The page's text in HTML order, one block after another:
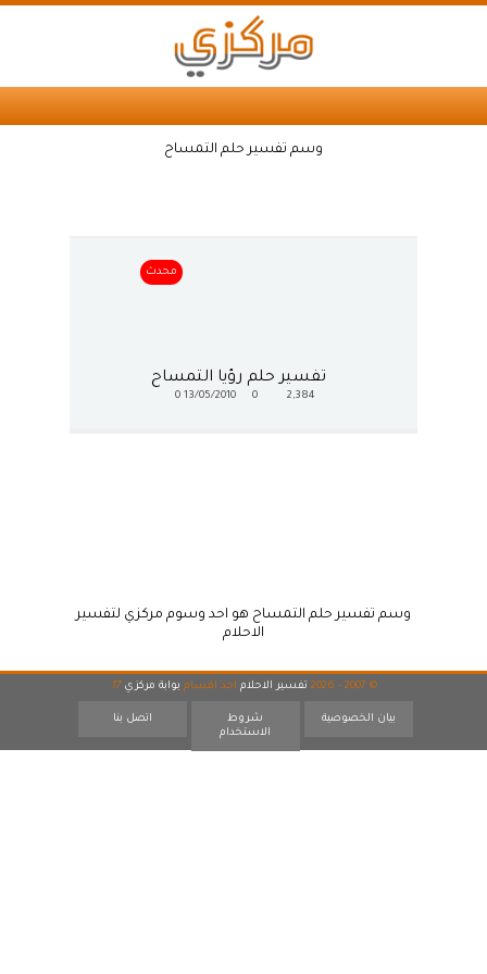
وسم تفسير حلم التمساح
محدث
تفسير حلم رؤيا التمساح
2,384
0
13/05/2010
0
وسم تفسير حلم التمساح هو احد وسوم مركزي لتفسير
الاحلام
© 2007 - 2026 تفسير الاحلام احد اقسام بوابة مركزي 17
بيان الخصوصية
شروط
الاستخدام
اتصل بنا